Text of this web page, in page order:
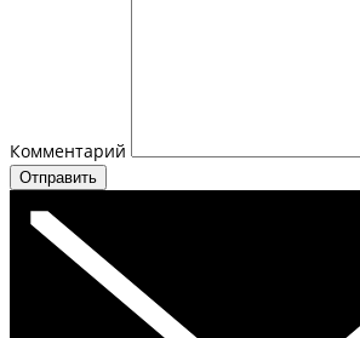
Комментарий
Отправить